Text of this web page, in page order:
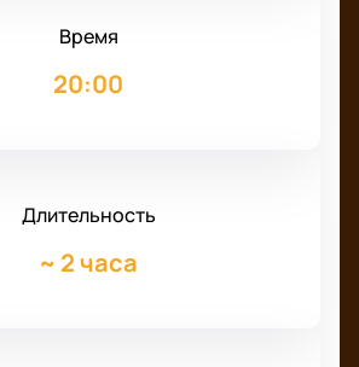
Время
20:00
Длительность
~ 2 часа